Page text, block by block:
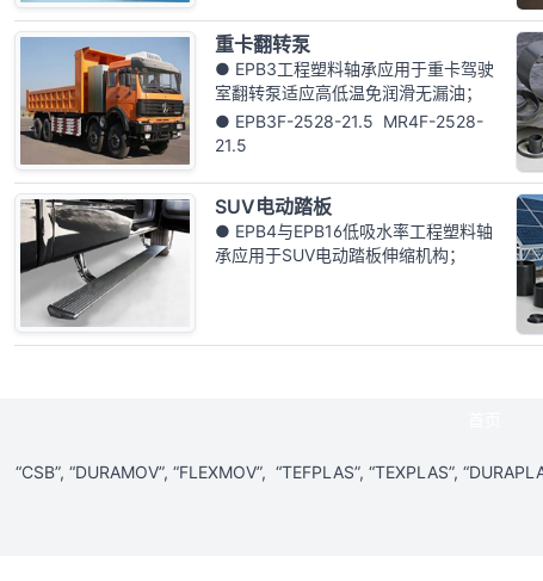
重卡翻转泵
● EPB3工程塑料轴承应用于重卡驾驶
室翻转泵适应高低温免润滑无漏油；
● EPB3F-2528-21.5 MR4F-2528-
21.5
SUV电动踏板
● EPB4与EPB16低吸水率工程塑料轴
承应用于SUV电动踏板伸缩机构；
“CSB”, “DURAMOV”, “FLEXMOV”, “TEFPLAS”, “TEXPLAS”,